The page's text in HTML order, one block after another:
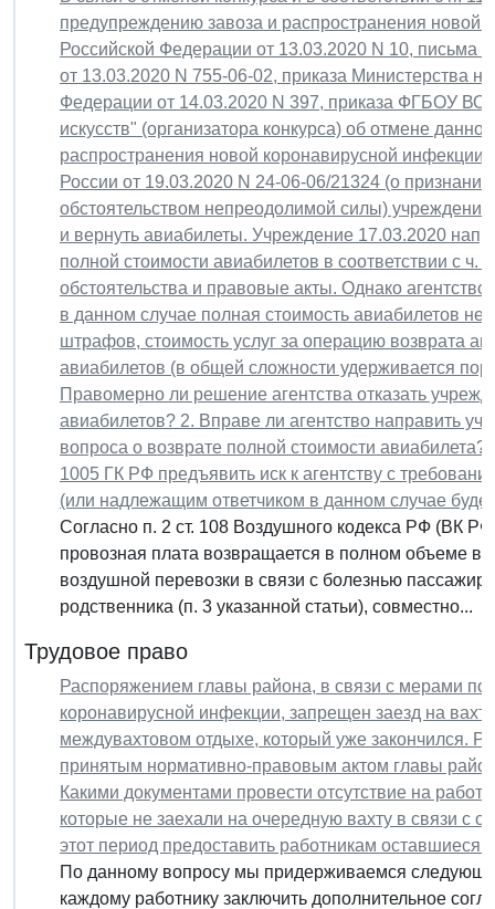
предупреждению завоза и распространения новой
Российской Федерации от 13.03.2020 N 10, письма
от 13.03.2020 N 755-06-02, приказа Министерства
Федерации от 14.03.2020 N 397, приказа ФГБОУ ВО
искусств" (организатора конкурса) об отмене
распространения новой коронавирусной
России от 19.03.2020 N 24-06-06/21324 (о
обстоятельством непреодолимой силы)
и вернуть авиабилеты. Учреждение 17.03.2020
полной стоимости авиабилетов в соответствии с
обстоятельства и правовые акты. Однако
в данном случае полная стоимость авиабилетов
штрафов, стоимость услуг за операцию возврата
авиабилетов (в общей сложности удерживается
Правомерно ли решение агентства отказать
авиабилетов? 2. Вправе ли агентство направить
вопроса о возврате полной стоимости
1005 ГК РФ предъявить иск к агентству с
(или надлежащим ответчиком в данном случае
Согласно п. 2 ст. 108 Воздушного кодекса РФ (ВК
провозная плата возвращается в полном объеме в
воздушной перевозки в связи с болезнью
родственника (п. 3 указанной статьи), совместно...
Трудовое право
Распоряжением главы района, в связи с мерами по
коронавирусной инфекции, запрещен заезд на
междувахтовом отдыхе, который уже закончился.
принятым нормативно-правовым актом главы
Какими документами провести отсутствие на
которые не заехали на очередную вахту в связи с
этот период предоставить работникам оставшиеся
По данному вопросу мы придерживаемся
каждому работнику заключить дополнительное